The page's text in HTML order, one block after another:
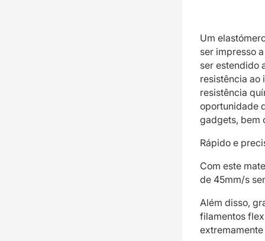
Um
ser impresso
ser estendido
resistência ao
resistência
oportunidade
gadgets, bem
Rápido e
Com este
de 45mm/s
Além disso,
filamentos